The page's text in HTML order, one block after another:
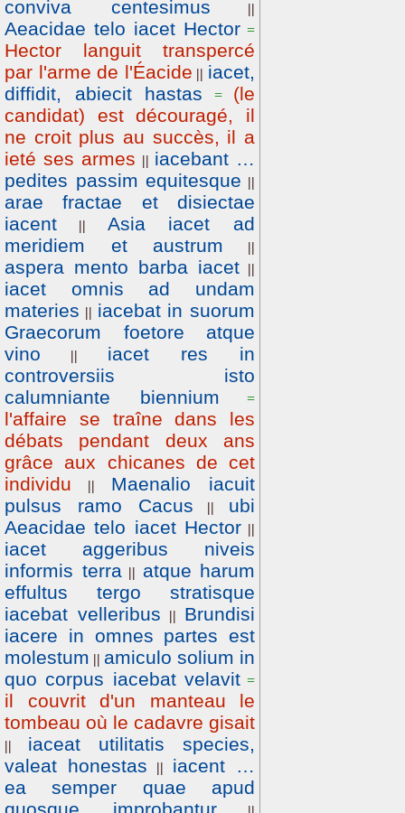
conviva centesimus ||
Aeacidae telo iacet Hector =
Hector languit transpercé
par l'arme de l'Éacide || iacet,
diffidit, abiecit hastas = (le
candidat) est découragé, il
ne croit plus au succès, il a
ieté ses armes || iacebant …
pedites passim equitesque ||
arae fractae et disiectae
iacent
||
Asia iacet ad
meridiem et austrum
||
aspera mento barba iacet ||
iacet omnis ad undam
materies || iacebat in suorum
Graecorum foetore atque
vino
||
iacet res in
controversiis isto
calumniante biennium =
l'affaire se traîne dans les
débats pendant deux ans
grâce aux chicanes de cet
individu
||
Maenalio iacuit
pulsus ramo Cacus
||
ubi
Aeacidae telo iacet Hector ||
iacet aggeribus niveis
informis terra || atque harum
effultus tergo stratisque
iacebat velleribus
||
Brundisi
iacere in omnes partes est
molestum || amiculo solium in
quo corpus iacebat velavit=
il couvrit d'un manteau le
tombeau où le cadavre gisait
||
iaceat utilitatis species,
valeat honestas
||
iacent …
ea semper quae apud